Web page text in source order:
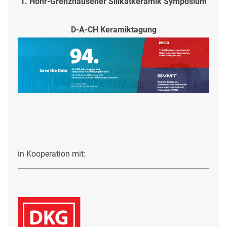
D-A-CH Keramiktagung
in Kooperation mit: